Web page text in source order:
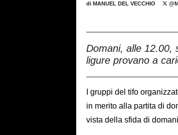
di MANUEL DEL VECCHIO
Domani, alle 12.00,
ligure provano a
I gruppi del tifo
in merito alla partita di
vista della sfida di